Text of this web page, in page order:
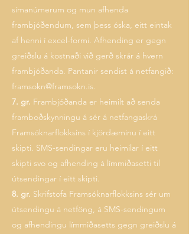
símanúmerum og mun afhenda
frambjóðendum, sem þess óska, eitt eintak
af henni í excel-formi. Afhending er gegn
greiðslu á kostnaði við gerð skrár á hvern
frambjóðanda. Pantanir sendist á netfangið:
framsokn@framsokn.is.
7. gr. Frambjóðanda er heimilt að senda
framboðskynningu á sér á netfangaskrá
Framsóknarflokksins í kjördæminu í eitt
skipti. SMS-sendingar eru heimilar í eitt
skipti svo og afhending á límmiðasetti til
útsendingar í eitt skipti.
8. gr. Skrifstofa Framsóknarflokksins sér um
útsendingu á netföng, á SMS-sendingum
og afhendingu límmiðasetts gegn greiðslu á